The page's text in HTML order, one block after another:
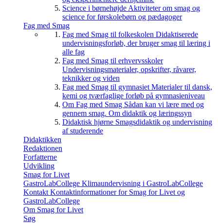
Science i børnehøjde Aktiviteter om smag og
science for førskolebørn og pædagoger
Fag med Smag
Fag med Smag til folkeskolen Didaktiserede
undervisningsforløb, der bruger smag til læring i
alle fag
Fag med Smag til erhvervsskoler
Undervisningsmaterialer, opskrifter, råvarer,
teknikker og viden
Fag med Smag til gymnasiet Materialer til dansk,
kemi og tværfaglige forløb på gymnasieniveau
Om Fag med Smag Sådan kan vi lære med og
gennem smag. Om didaktik og læringssyn
Didaktisk hjørne Smagsdidaktik og undervisning
af studerende
Didaktikken
Redaktionen
Forfatterne
Udvikling
Smag for Livet
GastroLabCollege Klimaundervisning i GastroLabCollege
Kontakt Kontaktinformationer for Smag for Livet og
GastroLabCollege
Om Smag for Livet
Søg